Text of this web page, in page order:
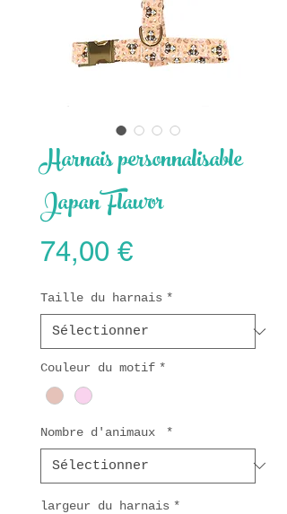
Harnais personnalisable
Japan Flawor
74,00 €Prix
Taille du harnais *
Couleur du motif *
Nombre d'animaux *
largeur du harnais *